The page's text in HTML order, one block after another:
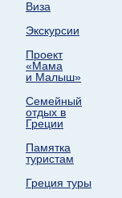
Виза
Экскурсии
Проект
«Мама
и Малыш»
Семейный
отдых в
Греции
Памятка
туристам
Греция туры